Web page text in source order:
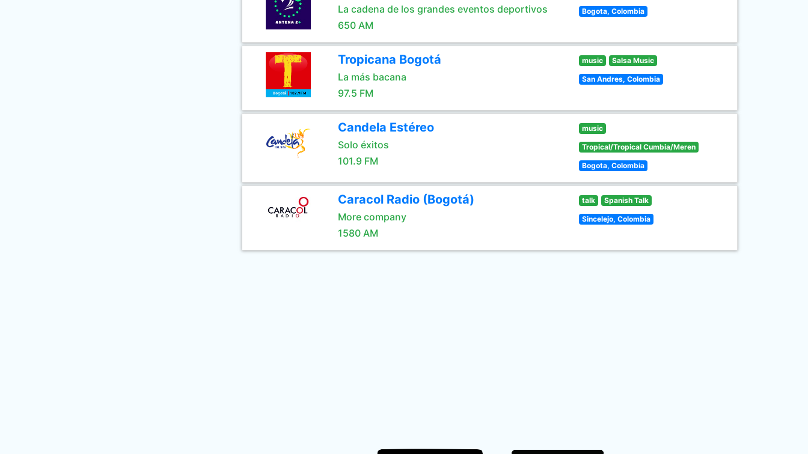
La cadena de los grandes eventos deportivos
650 AM
Bogota, Colombia
Tropicana Bogotá
La más bacana
97.5 FM
music Salsa Music
San Andres, Colombia
Candela Estéreo
Solo éxitos
101.9 FM
music
Tropical/Tropical Cumbia/Meren
Bogota, Colombia
Caracol Radio (Bogotá)
More company
1580 AM
talk Spanish Talk
Sincelejo, Colombia